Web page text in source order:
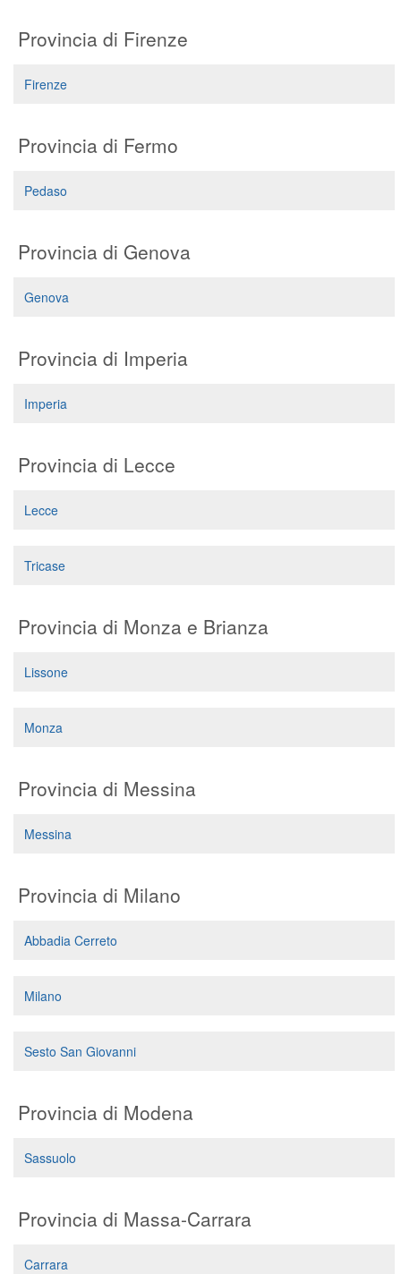
Provincia di Firenze
Firenze
Provincia di Fermo
Pedaso
Provincia di Genova
Genova
Provincia di Imperia
Imperia
Provincia di Lecce
Lecce
Tricase
Provincia di Monza e Brianza
Lissone
Monza
Provincia di Messina
Messina
Provincia di Milano
Abbadia Cerreto
Milano
Sesto San Giovanni
Provincia di Modena
Sassuolo
Provincia di Massa-Carrara
Carrara